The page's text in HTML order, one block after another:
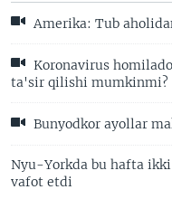
Amerika: Tub
Koronavirus
ta'sir qilishi mumkinmi?
Bunyodkor ayollar
Nyu-Yorkda bu hafta
vafot etdi